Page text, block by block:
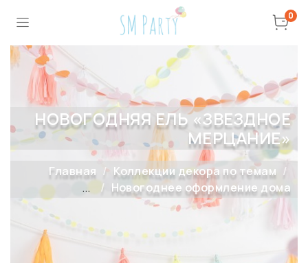
0
НОВОГОДНЯЯ ЕЛЬ «ЗВЕЗДНОЕ
МЕРЦАНИЕ»
Главная
Коллекции декора по темам
...
Новогоднее оформление дома